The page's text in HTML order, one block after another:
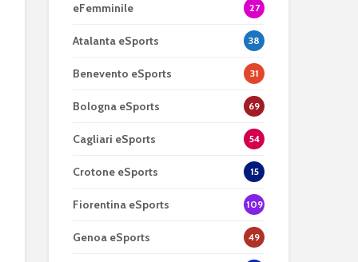
eFemminile 27
Atalanta eSports 38
Benevento eSports 31
Bologna eSports 69
Cagliari eSports 54
Crotone eSports 15
Fiorentina eSports 109
Genoa eSports 49